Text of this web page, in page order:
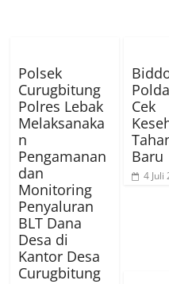
Polsek
Curugbitung
Polres Lebak
Melaksanaka
n
Pengamanan
dan
Monitoring
Penyaluran
BLT Dana
Desa di
Kantor Desa
Curugbitung
Cek
Baru
4 Juli